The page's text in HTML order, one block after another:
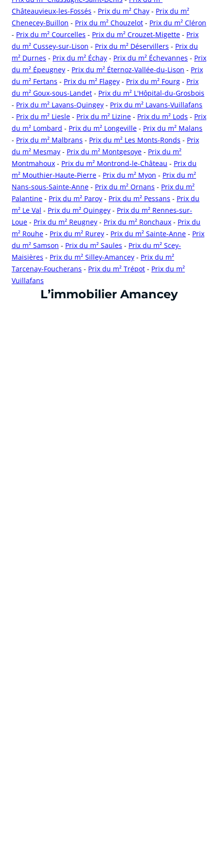
Châteauvieux-les-Fossés - Prix du m² Chay - Prix du m²
Chenecey-Buillon - Prix du m² Chouzelot - Prix du m² Cléron
- Prix du m² Courcelles - Prix du m² Crouzet-Migette - Prix
du m² Cussey-sur-Lison - Prix du m² Déservillers - Prix du
m² Durnes - Prix du m² Échay - Prix du m² Échevannes - Prix
du m² Épeugney - Prix du m² Éternoz-Vallée-du-Lison - Prix
du m² Fertans - Prix du m² Flagey - Prix du m² Fourg - Prix
du m² Goux-sous-Landet - Prix du m² L'Hôpital-du-Grosbois
- Prix du m² Lavans-Quingey - Prix du m² Lavans-Vuillafans
- Prix du m² Liesle - Prix du m² Lizine - Prix du m² Lods - Prix
du m² Lombard - Prix du m² Longeville - Prix du m² Malans
- Prix du m² Malbrans - Prix du m² Les Monts-Ronds - Prix
du m² Mesmay - Prix du m² Montgesoye - Prix du m²
Montmahoux - Prix du m² Montrond-le-Château - Prix du
m² Mouthier-Haute-Pierre - Prix du m² Myon - Prix du m²
Nans-sous-Sainte-Anne - Prix du m² Ornans - Prix du m²
Palantine - Prix du m² Paroy - Prix du m² Pessans - Prix du
m² Le Val - Prix du m² Quingey - Prix du m² Rennes-sur-
Loue - Prix du m² Reugney - Prix du m² Ronchaux - Prix du
m² Rouhe - Prix du m² Rurey - Prix du m² Sainte-Anne - Prix
du m² Samson - Prix du m² Saules - Prix du m² Scey-
Maisières - Prix du m² Silley-Amancey - Prix du m²
Tarcenay-Foucherans - Prix du m² Trépot - Prix du m²
Vuillafans
cliquer pour afficher plus du text
L’immobilier Amancey